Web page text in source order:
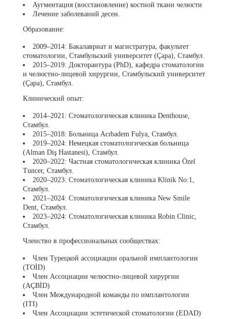
Аугментация (восстановление) костной ткани челюсти
Лечение заболеваний десен.
Образование:
2009–2014: Бакалавриат и магистратура, факультет
стоматологии, Стамбульский университет (Çapa), Стамбул.
2015–2019: Докторантура (PhD), кафедра стоматологии
и челюстно-лицевой хирургии, Стамбульский университет
(Çapa), Стамбул.
Клинический опыт:
2014–2021: Стоматологическая клиника Denthouse,
Стамбул.
2015–2018: Больница Acıbadem Fulya, Стамбул.
2019–2024: Немецкая стоматологическая больница
(Alman Diş Hastanesi), Стамбул.
2020–2022: Частная стоматологическая клиника Özel
Tuncer, Стамбул.
2020–2023: Стоматологическая клиника Klinik No:1,
Стамбул.
2021–2024: Стоматологическая клиника New Smile
Dent, Стамбул.
2023–2024: Стоматологическая клиника Robin Clinic,
Стамбул.
Членство в профессиональных сообществах:
Член Турецкой ассоциации оральной имплантологии
(TOİD)
Член Ассоциации челюстно-лицевой хирургии
(AÇBİD)
Член Международной команды по имплантологии
(ITI)
Член Ассоциации эстетической стоматологии (EDAD)